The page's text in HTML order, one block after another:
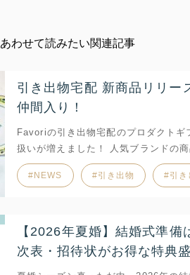
あわせて読みたい関連記事
引き出物宅配 新商品リリ
仲間入り！
Favoriの引き出物宅配のプロダクトギ
扱いが増えました！ 人気ブランドの
NEWS 引き出物 引
【2026年夏婚】結婚式準
次表・招待状がお得な特典